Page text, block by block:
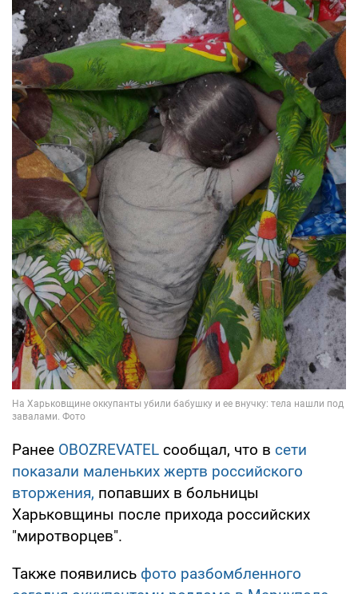
Ранее OBOZREVATEL сообщал, что в сети
показали маленьких жертв российского
вторжения, попавших в больницы
Харьковщины после прихода российских
"миротворцев".
Также появились фото разбомбленного